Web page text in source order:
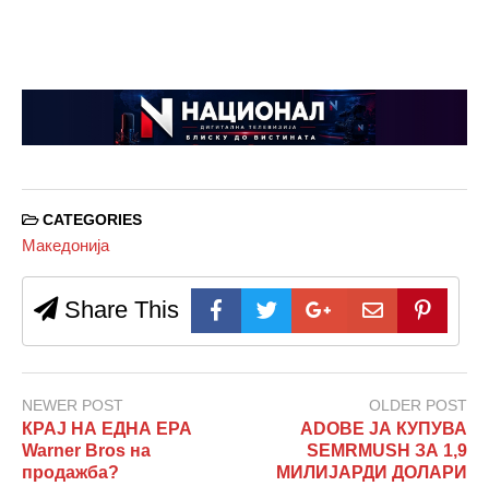
CATEGORIES
Македонија
Share This
NEWER POST
КРАЈ НА ЕДНА ЕРА
Warner Bros на
продажба?
OLDER POST
ADOBE ЈА КУПУВА
SEMRMUSH ЗА 1,9
МИЛИЈАРДИ ДОЛАРИ